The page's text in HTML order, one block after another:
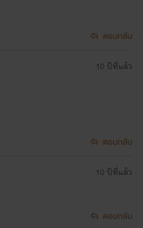
ตอบกลับ
10 ปีที่แล้ว
ตอบกลับ
10 ปีที่แล้ว
ตอบกลับ